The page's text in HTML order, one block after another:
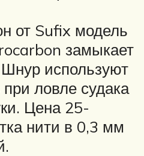
от Sufix модель
замыкает
используют
ловле судака
Цена 25-
нити в 0,3 мм